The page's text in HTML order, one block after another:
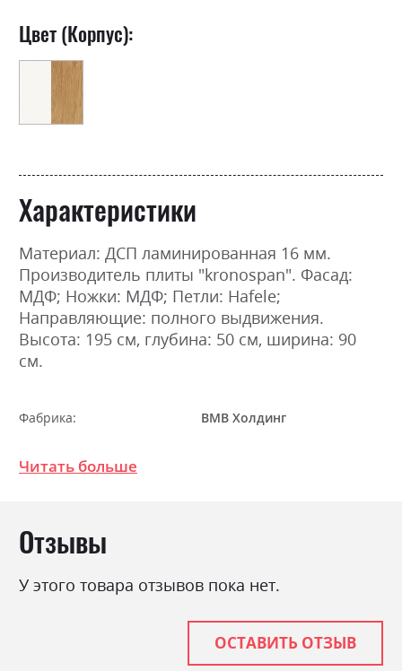
Цвет (Корпус):
Характеристики
Материал: ДСП ламинированная 16 мм.
Производитель плиты "kronospan". Фасад:
МДФ; Ножки: МДФ; Петли: Hafele;
Направляющие: полного выдвижения.
Высота: 195 см, глубина: 50 см, ширина: 90
см.
Фабрика:
ВМВ Холдинг
Цвет (Корпус):
Стиль
Читать больше
Отзывы
У этого товара отзывов пока нет.
ОСТАВИТЬ ОТЗЫВ